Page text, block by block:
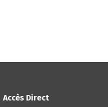
Accès Direct